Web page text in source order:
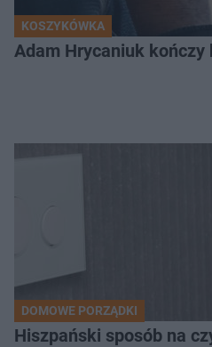
KOSZYKÓWKA
Adam Hrycaniuk
DOMOWE PORZĄDKI
Hiszpański sposób na